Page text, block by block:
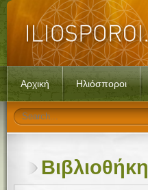
Αρχική Ηλιόσποροι
Βιβλιοθήκη